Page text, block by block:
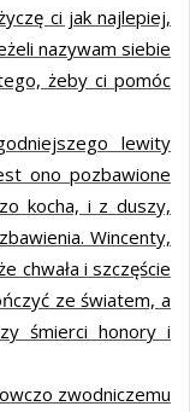
ci jak najlepiej,
nazywam siebie
żeby ci pomóc
lewity
ono pozbawione
kocha, i z duszy,
Wincenty,
chwała i szczęście
ze światem, a
śmierci honory i
zwodniczemu